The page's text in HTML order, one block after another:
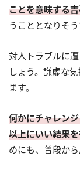
ことを意味する
うこととなりそう
対人トラブルに
しょう。謙虚な
ます。
何かにチャレン
以上にいい結果
めにも、普段か